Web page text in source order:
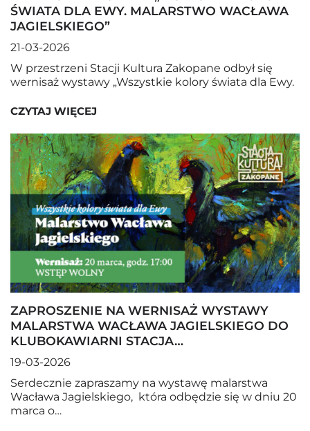
ŚWIATA DLA EWY. MALARSTWO WACŁAWA
JAGIELSKIEGO”
21-03-2026
W przestrzeni Stacji Kultura Zakopane odbył się
wernisaż wystawy „Wszystkie kolory świata dla Ewy.
CZYTAJ WIĘCEJ
ZAPROSZENIE NA WERNISAŻ WYSTAWY
MALARSTWA WACŁAWA JAGIELSKIEGO DO
KLUBOKAWIARNI STACJA…
19-03-2026
Serdecznie zapraszamy na wystawę malarstwa
Wacława Jagielskiego, która odbędzie się w dniu 20
marca o…